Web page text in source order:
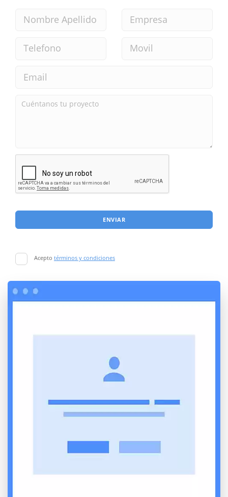
ENVIAR
Acepto términos y condiciones